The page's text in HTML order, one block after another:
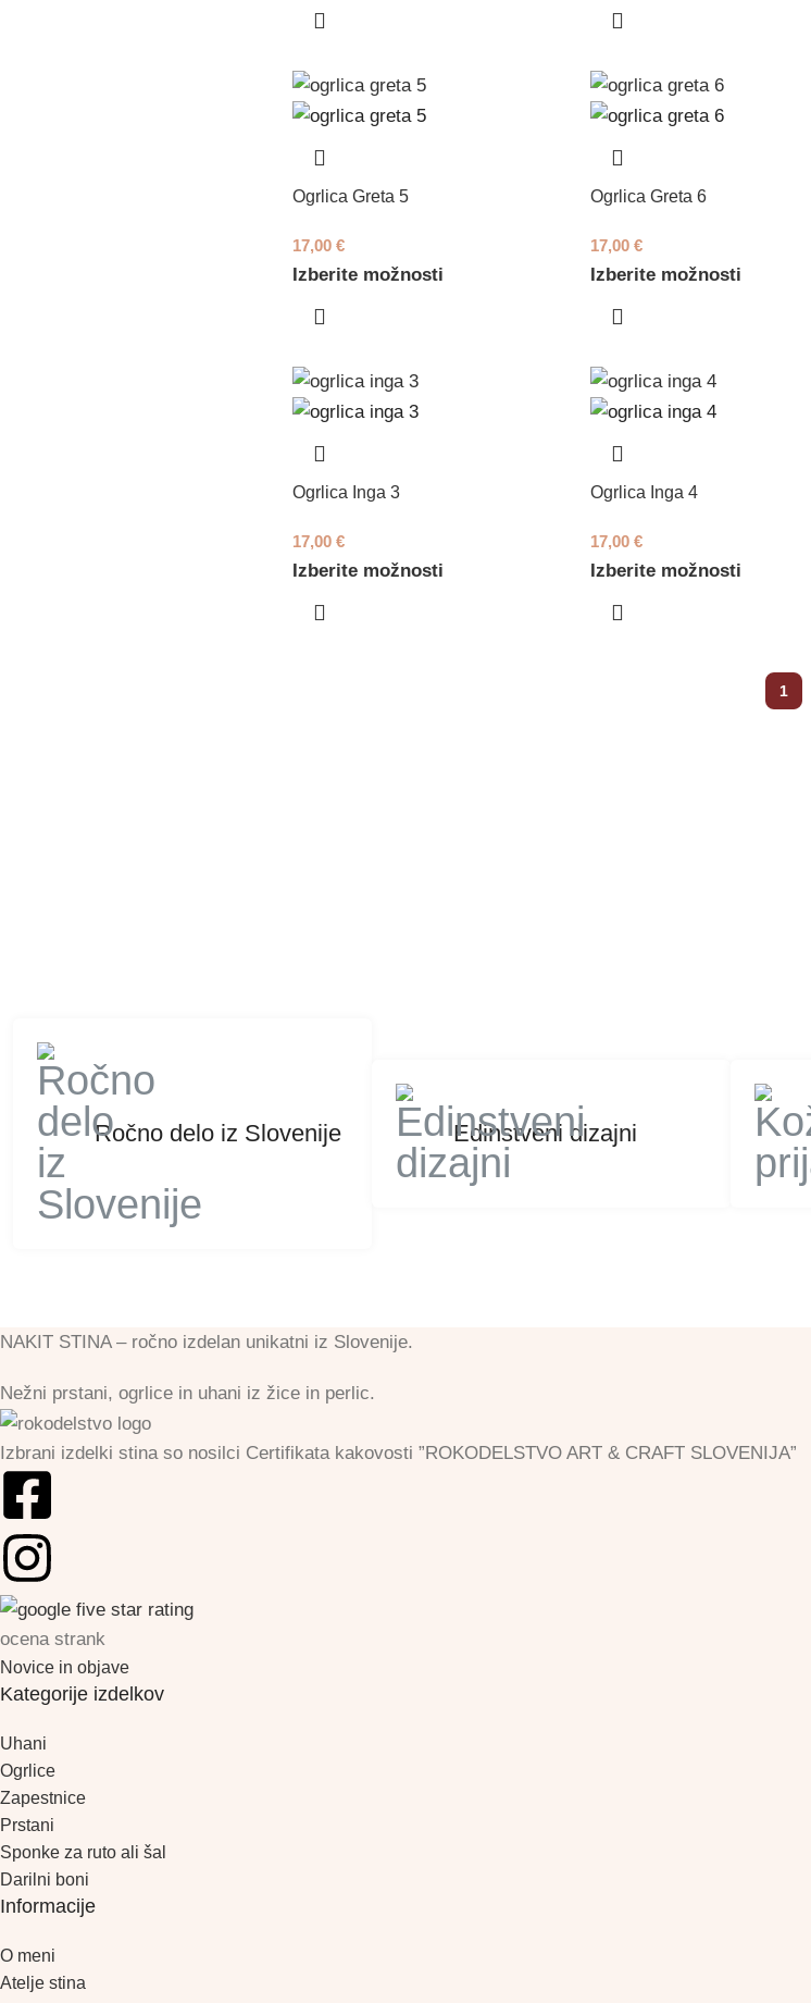
Ogrlica Greta 5
17,00 €
Izberite možnosti
Ogrlica Greta 6
17,00 €
Izberite možnosti
Ogrlica Inga 3
17,00 €
Izberite možnosti
Ogrlica Inga 4
17,00 €
Izberite možnosti
1
Ročno delo iz Slovenije Edinstveni dizajni
NAKIT STINA – ročno izdelan unikatni iz Slovenije.
Nežni prstani, ogrlice in uhani iz žice in perlic.
Izbrani izdelki stina so nosilci Certifikata kakovosti ”ROKODELSTVO ART & CRAFT SLOVENIJA”
ocena strank
Novice in objave
Kategorije izdelkov
Uhani
Ogrlice
Zapestnice
Prstani
Sponke za ruto ali šal
Darilni boni
Informacije
O meni
Atelje stina